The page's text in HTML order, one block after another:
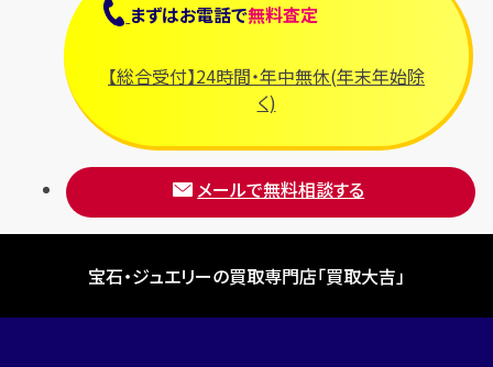
まずはお電話で無料査定
【総合受付】24時間・年中無休(年末年始除
く)
メールで無料相談する
宝石・ジュエリーの買取専門店「買取大吉」